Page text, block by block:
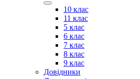
10 клас
11 клас
5 клас
6 клас
7 клас
8 клас
9 клас
Довідники